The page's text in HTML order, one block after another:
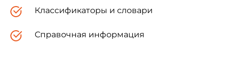
Классификаторы и словари
Справочная информация